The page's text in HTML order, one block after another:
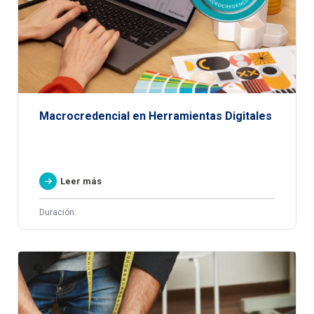
Macrocredencial en Herramientas Digitales
Leer más
Duración: